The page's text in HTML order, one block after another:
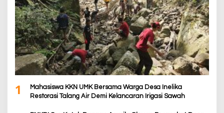
1
Mahasiswa KKN UMK Bersama Warga Desa Inelika
Restorasi Talang Air Demi Kelancaran Irigasi Sawah